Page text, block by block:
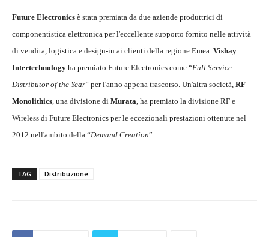
Future Electronics è stata premiata da due aziende produttrici di
componentistica elettronica per l'eccellente supporto fornito nelle attività
di vendita, logistica e design-in ai clienti della regione Emea. Vishay
Intertechnology ha premiato Future Electronics come “Full Service
Distributor of the Year” per l'anno appena trascorso. Un'altra società, RF
Monolithics, una divisione di Murata, ha premiato la divisione RF e
Wireless di Future Electronics per le eccezionali prestazioni ottenute nel
2012 nell'ambito della “Demand Creation”.
TAG Distribuzione